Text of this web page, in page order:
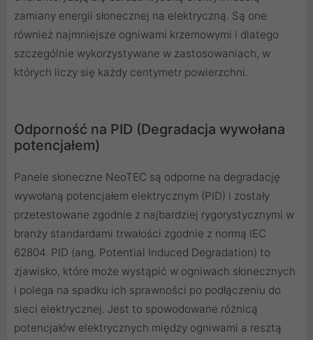
zamiany energii słonecznej na elektryczną. Są one
również najmniejsze ogniwami krzemowymi i dlatego
szczególnie wykorzystywane w zastosowaniach, w
których liczy się każdy centymetr powierzchni.
Odporność na PID (Degradacja wywołana
potencjałem)
Panele słoneczne NeoTEC są odporne na degradację
wywołaną potencjałem elektrycznym (PID) i zostały
przetestowane zgodnie z najbardziej rygorystycznymi w
branży standardami trwałości zgodnie z normą IEC
62804. PID (ang. Potential Induced Degradation) to
zjawisko, które może wystąpić w ogniwach słonecznych
i polega na spadku ich sprawności po podłączeniu do
sieci elektrycznej. Jest to spowodowane różnicą
potencjałów elektrycznych między ogniwami a resztą